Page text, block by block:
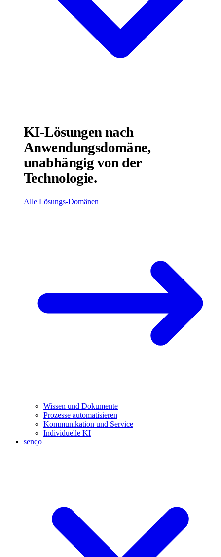
KI-Lösungen nach
Anwendungsdomäne,
unabhängig von der
Technologie.
Alle Lösungs-Domänen
Wissen und Dokumente
Prozesse automatisieren
Kommunikation und Service
Individuelle KI
senqo